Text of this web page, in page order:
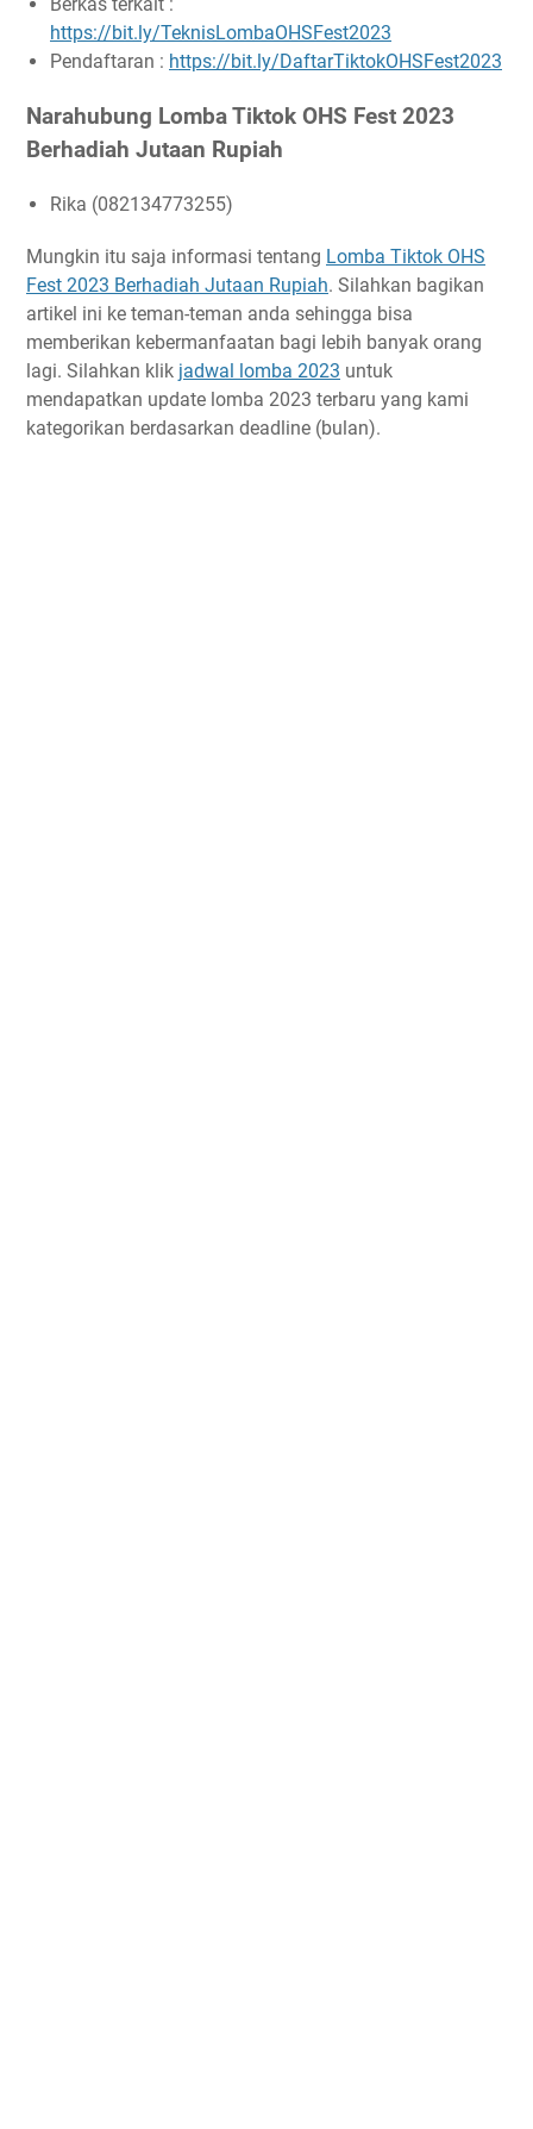
Berkas terkait :
https://bit.ly/TeknisLombaOHSFest2023
Pendaftaran : https://bit.ly/DaftarTiktokOHSFest2023
Narahubung Lomba Tiktok OHS Fest 2023
Berhadiah Jutaan Rupiah
Rika (082134773255)
Mungkin itu saja informasi tentang Lomba Tiktok OHS
Fest 2023 Berhadiah Jutaan Rupiah. Silahkan bagikan
artikel ini ke teman-teman anda sehingga bisa
memberikan kebermanfaatan bagi lebih banyak orang
lagi. Silahkan klik jadwal lomba 2023 untuk
mendapatkan update lomba 2023 terbaru yang kami
kategorikan berdasarkan deadline (bulan).